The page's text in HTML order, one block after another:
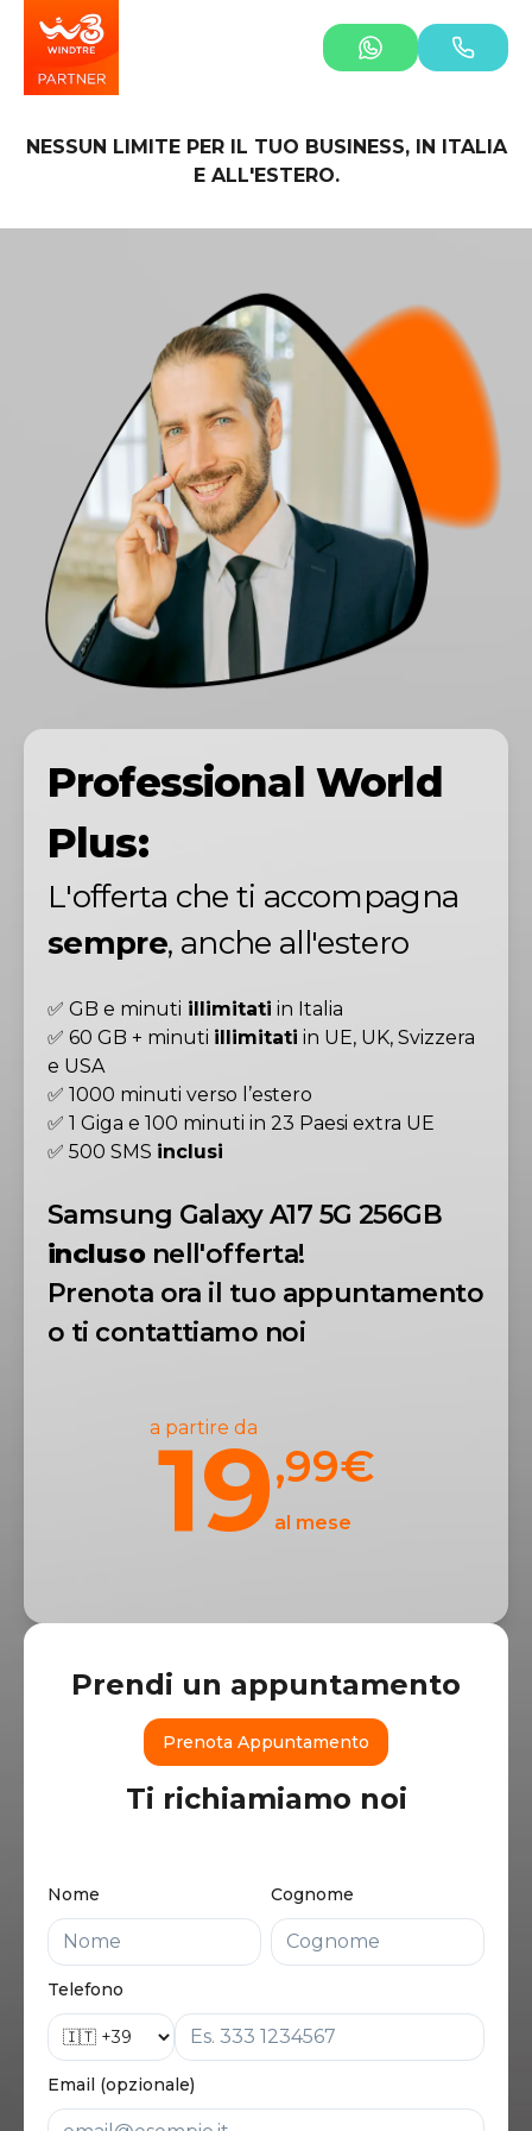
NESSUN LIMITE PER IL TUO BUSINESS, IN ITALIA
E ALL'ESTERO.
Professional World
Plus:
L'offerta che ti accompagna
sempre, anche all'estero
✅ GB e minuti illimitati in Italia
✅ 60 GB + minuti illimitati in UE, UK, Svizzera
e USA
✅ 1000 minuti verso l’estero
✅ 1 Giga e 100 minuti in 23 Paesi extra UE
✅ 500 SMS inclusi
Samsung Galaxy A17 5G 256GB
inclusonell'offerta!
Prenota ora il tuo appuntamento
o ti contattiamo noi
a partire da
19,99€
al mese
Prendi un appuntamento
Prenota Appuntamento
Ti richiamiamo noi
Nome Cognome
Telefono
Email (opzionale)